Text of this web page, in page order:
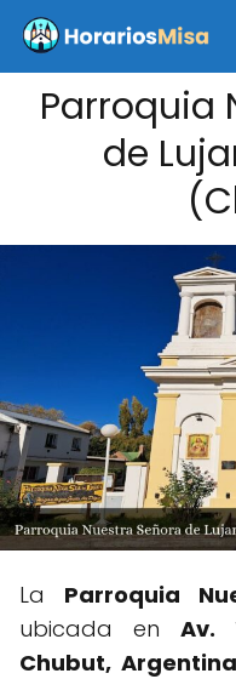
Parroquia
de
La Parroquia
ubicada enAv.
Chubut, Argentina